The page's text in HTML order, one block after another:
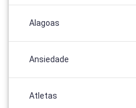
Alagoas
Ansiedade
Atletas